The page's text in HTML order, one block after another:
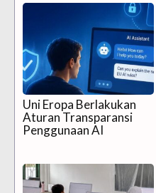
Uni Eropa Berlakukan
Aturan Transparansi
Penggunaan AI